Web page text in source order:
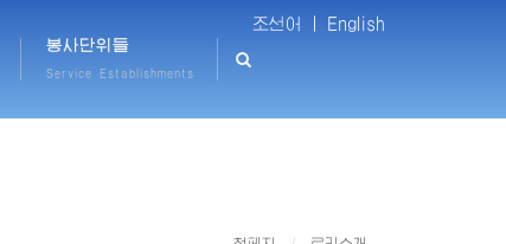
조선어 | English
봉사단위들
Service Establishments